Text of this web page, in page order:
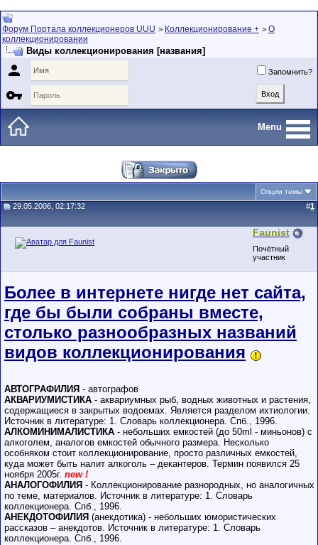
Форум Портала коллекционеров UUU > Коллекционирование + > О
коллекционировании
Виды коллекционирования [названия]
 Запомнить?

Menu
Опции темы
29.05.2006, 02:17:32 #1
Faunist
Почётный
участник
Более в интернете нигде нет сайта,
где бы были собраны вместе,
столько разнообразных названий
видов коллекционирования
АВТОГРАФИЛИЯ - автографов
АКВАРИУМИСТИКА - аквариумных рыб, водных животных и растения,
содержащиеся в закрытых водоемах. Является разделом ихтиологии.
Источник в литературе: 1. Словарь коллекционера. Спб., 1996.
АЛКОМИНИМАЛИСТИКА - небольших емкостей (до 50ml - миньонов) с
алкоголем, аналогов емкостей обычного размера. Несколько
особняком стоит коллекционирование, просто различных емкостей,
куда может быть налит алкоголь – декантеров. Термин появился 25
ноября 2005г. new !
АНАЛОГОФИЛИЯ - Коллекционирование разнородных, но аналогичных
по теме, материалов. Источник в литературе: 1. Словарь
коллекционера. Спб., 1996.
АНЕКДОТОФИЛИЯ (анекдотика) - небольших юмористических
рассказов – анекдотов. Источник в литературе: 1. Словарь
коллекционера. Спб., 1996.